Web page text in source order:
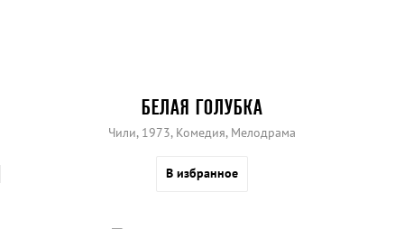
БЕЛАЯ ГОЛУБКА
Чили, 1973, Комедия, Мелодрама
В избранное